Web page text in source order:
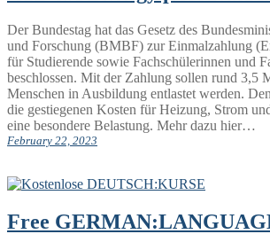
Der Bundestag hat das Gesetz des
und Forschung (BMBF) zur Einmalzahlung
für Studierende sowie Fachschülerinnen und
beschlossen. Mit der Zahlung sollen rund 3,5
Menschen in Ausbildung entlastet werden.
die gestiegenen Kosten für Heizung, Strom
eine besondere Belastung. Mehr dazu hier…
February 22, 2023
Free